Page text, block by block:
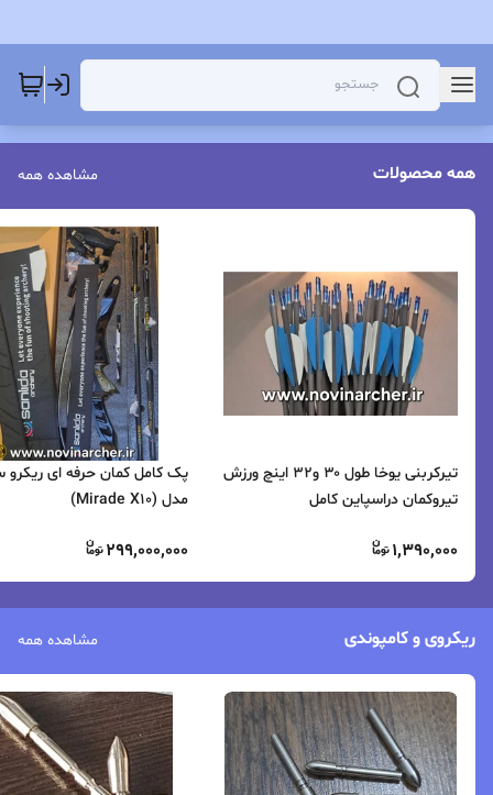
همه محصولات مشاهده همه
تیرکربنی یوخا طول ۳۰ و۳۲ اینچ ورزش
تیروکمان دراسپاین کامل
1,390,000
پک کامل کمان حرفه ای
مدل (Mirade X10)
299,000,000
ریکروی و کامپوندی مشاهده همه